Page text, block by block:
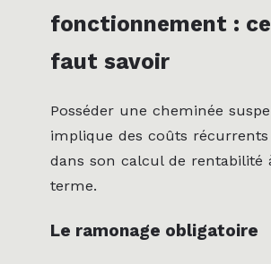
fonctionnement :
faut savoir
Posséder une cheminée
implique des coûts
dans son calcul de rentabilité
terme.
Le ramonage obligatoire